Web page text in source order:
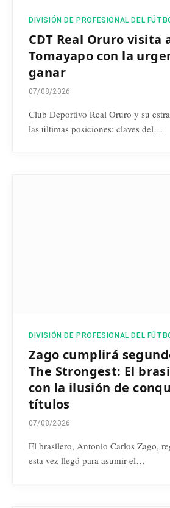
DIVISIÓN DE PROFESIONAL DEL
CDT Real Oruro visita
Tomayapo con la
ganar
07/08/2026
Club Deportivo Real Oruro y su
las últimas posiciones: claves del…
DIVISIÓN DE PROFESIONAL DEL
Zago cumplirá
The Strongest: El
con la ilusión de
títulos
07/08/2026
El brasilero, Antonio Carlos Zago,
esta vez llegó para asumir el…